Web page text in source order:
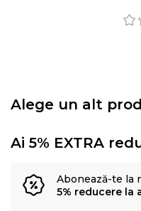
Alege un alt
Ai 5% EXTRA
Abonează-te la
5% reducere la